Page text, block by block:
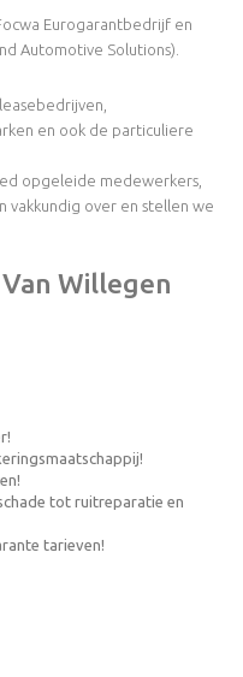
Eurogarantbedrijf en
Automotive Solutions).
en ook de particuliere
opgeleide medewerkers,
vakkundig over en stellen we
Willegen
tot ruitreparatie en
tarieven!